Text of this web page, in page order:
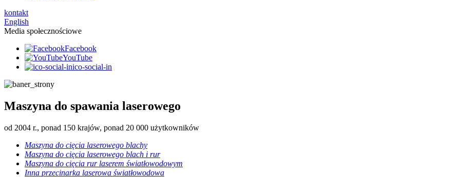
kontakt
English
Media społecznościowe
Facebook
YouTube
ico-social-in
Maszyna do spawania laserowego
od 2004 r., ponad 150 krajów, ponad 20 000 użytkowników
Maszyna do cięcia laserowego blachy
Maszyna do cięcia laserowego blach i rur
Maszyna do cięcia rur laserem światłowodowym
Inna przecinarka laserowa światłowodowa